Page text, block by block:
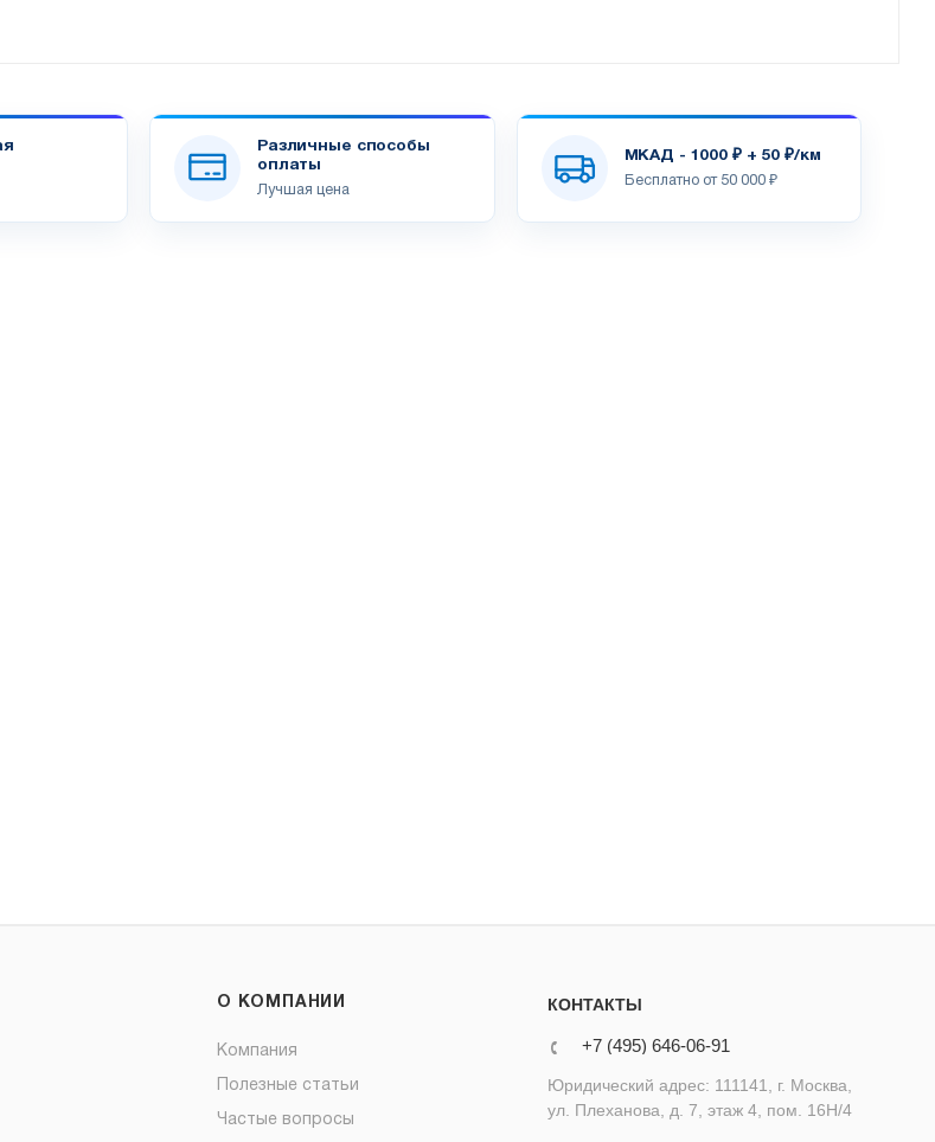
Различные способы
оплаты
Лучшая цена
МКАД - 1000 ₽ + 50 ₽/км
Бесплатно от 50 000 ₽
О КОМПАНИИ
Компания
Полезные статьи
Частые вопросы
КОНТАКТЫ
+7 (495) 646-06-91
Юридический адрес: 111141, г. Москва,
ул. Плеханова, д. 7, этаж 4, пом. 16Н/4